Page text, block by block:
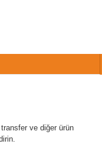
ve diğer ürün